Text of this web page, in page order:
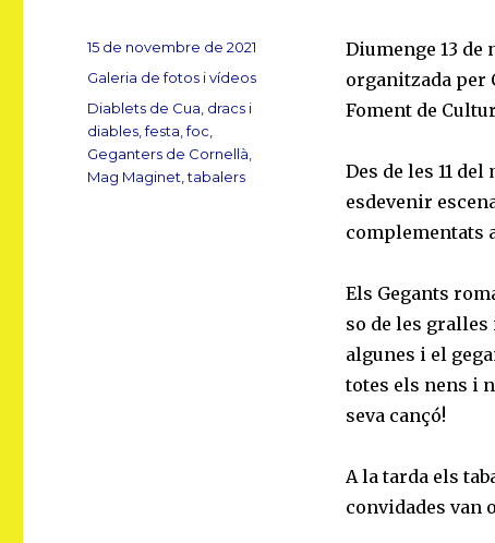
Diumenge 13
organitzada per
Foment de
Des de les 11
esdevenir
complementats
Els Gegants
so de les
algunes i el
totes els nens i
seva cançó!
A la tarda els
convidades van
Publicat
15 de novembre de 2021
Categories
Galeria de fotos i vídeos
Etiquetes
Diablets de Cua dracs i
diables ,festa ,foc
Geganters de Cornellà
Mag Maginet ,tabalers